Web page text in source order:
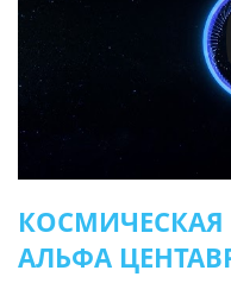
АЛЬФА